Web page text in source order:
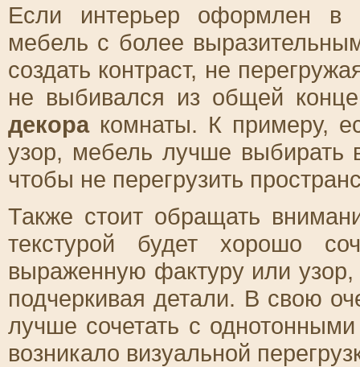
Если интерьер оформлен в
мебель с более
создать контраст, не
не выбивался из общей
декоракомнаты. К примеру,
узор, мебель лучше выбирать
чтобы не перегрузить
Также стоит обращать
текстурой будет хорошо
выраженную фактуру или
подчеркивая детали. В свою
лучше сочетать с
возникало визуальной